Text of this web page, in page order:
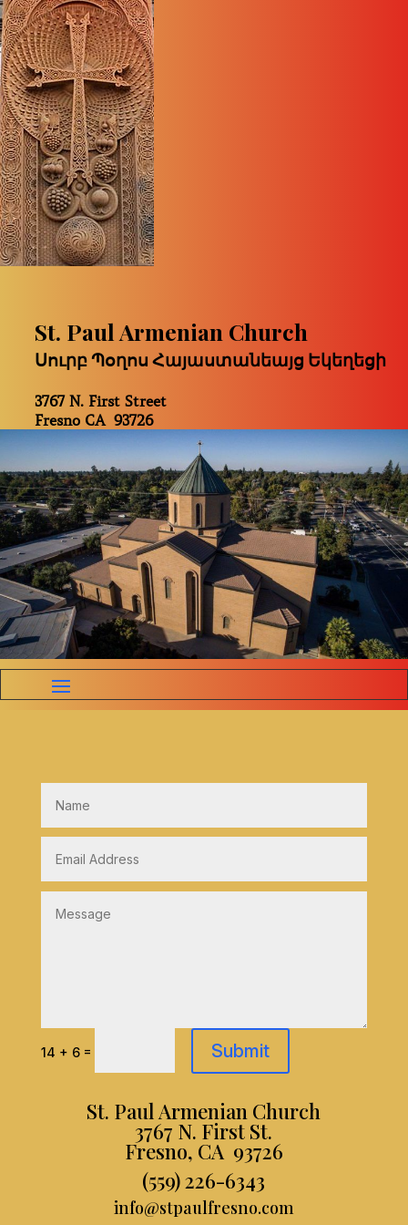
St. Paul Armenian Church
Սուրբ Պօղոս Հայաստանեայց Եկեղեցի
3767 N. First Street
Fresno CA 93726
14 + 6= Submit
St. Paul Armenian Church
3767 N. First St.
Fresno, CA 93726
(559) 226-6343
info@stpaulfresno.com